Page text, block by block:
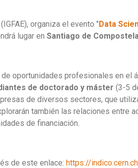
organiza el evento "Data
lugar en Santiago de
oportunidades profesionales en el
de doctorado y máster (3-5
de diversos sectores, que
también las relaciones entre
de financiación.
de este enlace: https://